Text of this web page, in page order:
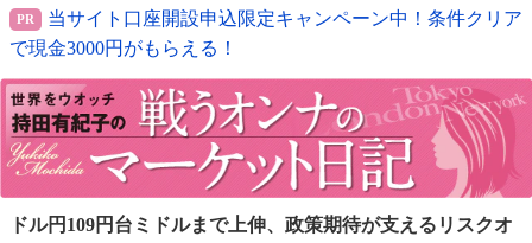
当サイト口座開設申込限定キャンペーン中！条件クリア
で現金3000円がもらえる！
ドル円109円台ミドルまで上伸、 政策期待が支えるリスクオ